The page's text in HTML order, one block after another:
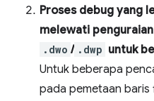
Proses debug yang
melewati
.dwo / .dwp untuk
Untuk beberapa
pada pemetaan